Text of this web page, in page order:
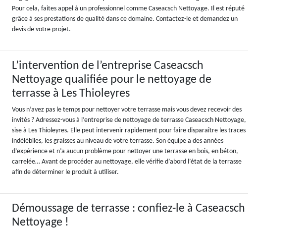
Pour cela, faites appel à un professionnel comme Caseacsch Nettoyage. Il est réputé
grâce à ses prestations de qualité dans ce domaine. Contactez-le et demandez un
devis de votre projet.
L’intervention de l’entreprise Caseacsch
Nettoyage qualifiée pour le nettoyage de
terrasse à Les Thioleyres
Vous n’avez pas le temps pour nettoyer votre terrasse mais vous devez recevoir des
invités ? Adressez-vous à l’entreprise de nettoyage de terrasse Caseacsch Nettoyage,
sise à Les Thioleyres. Elle peut intervenir rapidement pour faire disparaître les traces
indélébiles, les graisses au niveau de votre terrasse. Son équipe a des années
d’expérience et n’a aucun problème pour nettoyer une terrasse en bois, en béton,
carrelée… Avant de procéder au nettoyage, elle vérifie d’abord l’état de la terrasse
afin de déterminer le produit à utiliser.
Démoussage de terrasse : confiez-le à Caseacsch
Nettoyage !